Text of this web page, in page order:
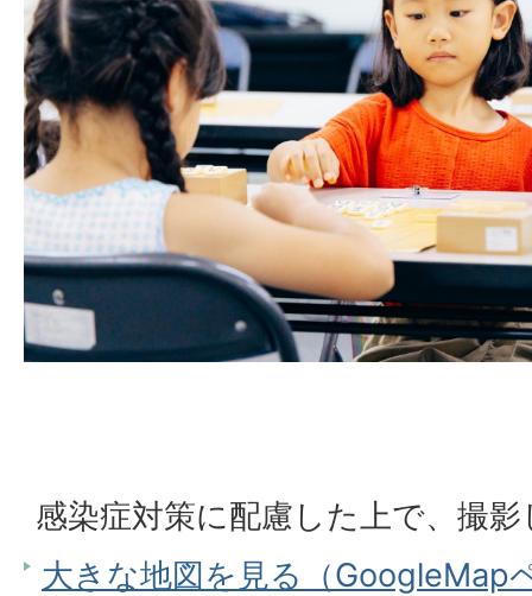
感染症対策に配慮した上で、撮
大きな地図を見る（GoogleMap